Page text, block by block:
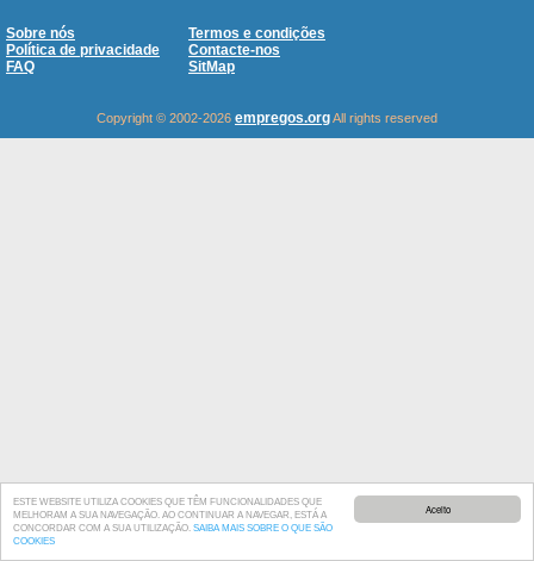
Aceito
ESTE WEBSITE UTILIZA COOKIES QUE TÊM FUNCIONALIDADES QUE
MELHORAM A SUA NAVEGAÇÃO. AO CONTINUAR A NAVEGAR, ESTÁ A
CONCORDAR COM A SUA UTILIZAÇÃO. SAIBA MAIS SOBRE O QUE SÃO
COOKIES
Sobre nós
Termos e condições
Política de privacidade
Contacte-nos
FAQ
SitMap
Copyright © 2002-2026 empregos.orgAll rights reserved